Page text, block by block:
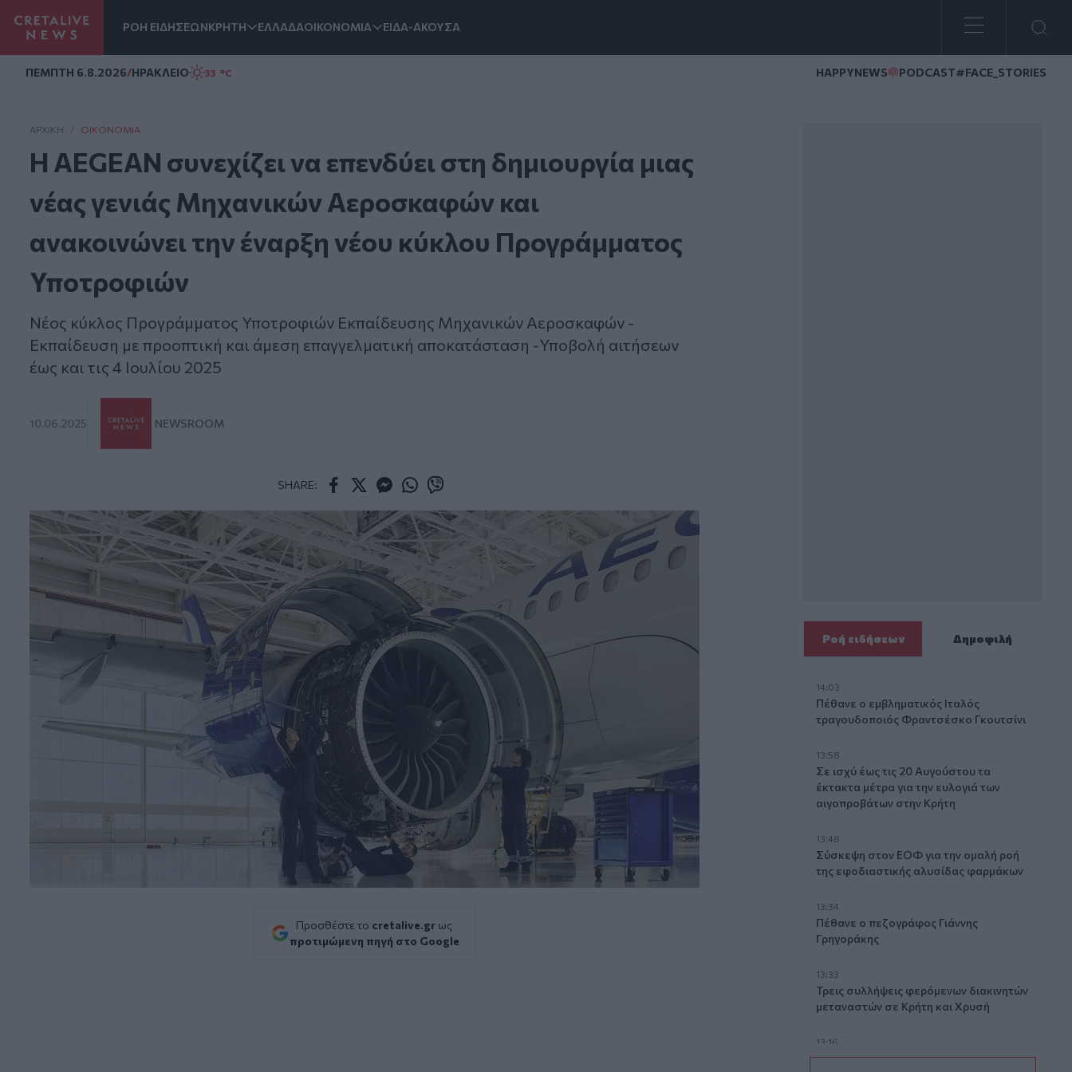
ΡΟΗ ΕΙΔΗΣΕΩΝΚΡΗΤΗ ΕΛΛΑΔΑΟΙΚΟΝΟΜΙΑ ΕΙΔΑ-ΑΚΟΥΣΑ
ΠΕΜΠΤΗ 6.8.2026/ΗΡΑΚΛΕΙΟ 33 °C HAPPYNEWS PODCAST#FACE_STORIES
ΑΡΧΙΚΗ / ΟΙΚΟΝΟΜΊΑ
Η AEGEAN συνεχίζει να επενδύει στη δημιουργία μιας
νέας γενιάς Μηχανικών Αεροσκαφών και
ανακοινώνει την έναρξη νέου κύκλου Προγράμματος
Υποτροφιών
Νέος κύκλος Προγράμματος Υποτροφιών Εκπαίδευσης Μηχανικών Αεροσκαφών -
Εκπαίδευση με προοπτική και άμεση επαγγελματική αποκατάσταση -Υποβολή αιτήσεων
έως και τις 4 Ιουλίου 2025
10.06.2025 NEWSROOM
SHARE:
Προσθέστε το cretalive.gr ως
προτιμώμενη πηγή στο Google
Ροή ειδήσεων Δημοφιλή
14:03
Πέθανε ο εμβληματικός Ιταλός
τραγουδοποιός Φραντσέσκο Γκουτσίνι
13:58
Σε ισχύ έως τις 20 Αυγούστου τα
έκτακτα μέτρα για την ευλογιά των
αιγοπροβάτων στην Κρήτη
13:48
Σύσκεψη στον ΕΟΦ για την ομαλή ροή
της εφοδιαστικής αλυσίδας φαρμάκων
13:34
Πέθανε ο πεζογράφος Γιάννης
Γρηγοράκης
13:33
Τρεις συλλήψεις φερόμενων διακινητών
μεταναστών σε Κρήτη και Χρυσή
13:16
Θλίψη και δάκρυα για τον Πάνο